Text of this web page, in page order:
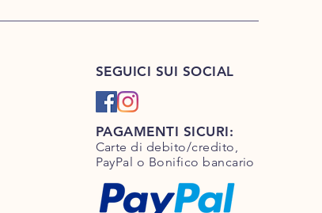
SEGUICI SUI SOCIAL
PAGAMENTI SICURI:
Carte di debito/credito,
PayPal o Bonifico bancario